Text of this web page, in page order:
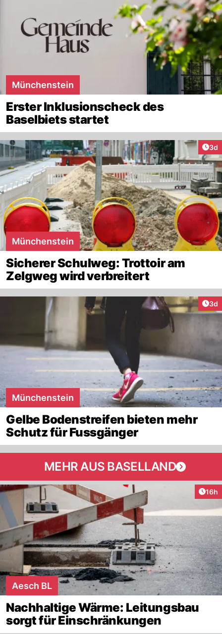
Münchenstein
Erster Inklusionscheck des
Baselbiets startet
3d
Münchenstein
Sicherer Schulweg: Trottoir am
Zelgweg wird verbreitert
3d
Münchenstein
Gelbe Bodenstreifen bieten mehr
Schutz für Fussgänger
MEHR AUS BASELLAND
16h
Aesch BL
Nachhaltige Wärme: Leitungsbau
sorgt für Einschränkungen